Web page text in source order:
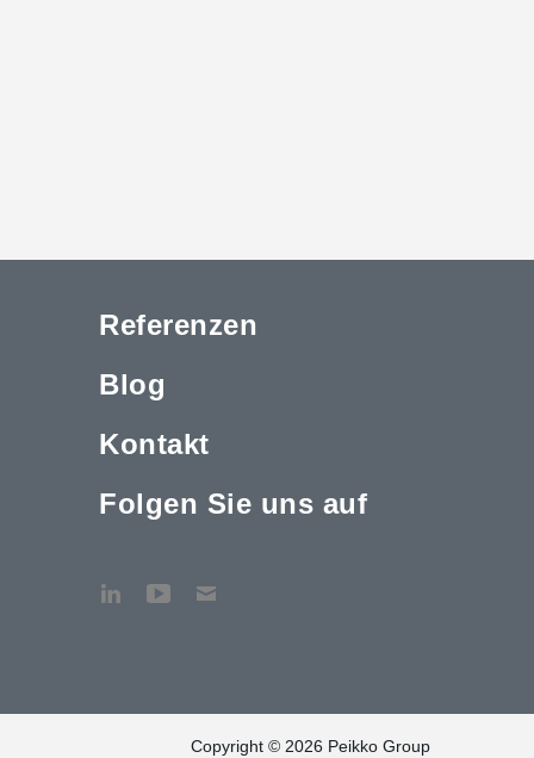
Referenzen
Blog
Kontakt
Folgen Sie uns auf
Copyright © 2026 Peikko Group